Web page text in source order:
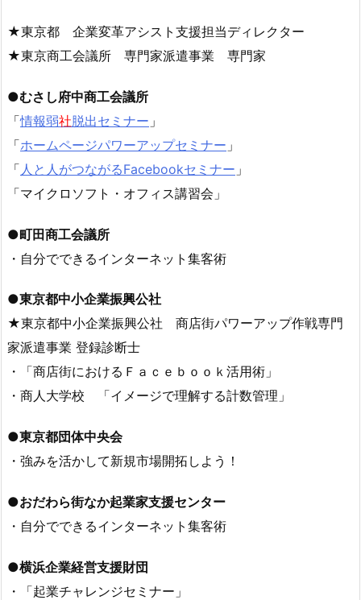
★東京都 企業変革アシスト支援担当ディレクター
★東京商工会議所 専門家派遣事業 専門家
●むさし府中商工会議所
「情報弱社脱出セミナー 」
「ホームページパワーアップセミナー 」
「 人と人がつながるFacebookセミナー 」
「マイクロソフト・オフィス講習会」
●町田商工会議所
・自分でできるインターネット集客術
●東京都中小企業振興公社
★東京都中小企業振興公社 商店街パワーアップ作戦専門
家派遣事業 登録診断士
・「商店街におけるＦａｃｅｂｏｏｋ活用術」
・商人大学校 「イメージで理解する計数管理」
●東京都団体中央会
・強みを活かして新規市場開拓しよう！
●おだわら街なか起業家支援センター
・自分でできるインターネット集客術
●横浜企業経営支援財団
・「起業チャレンジセミナー」